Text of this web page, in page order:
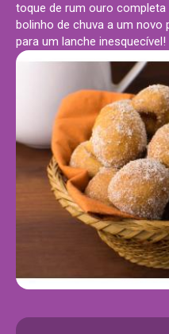
toque de rum ouro completa
bolinho de chuva a um novo
para um lanche inesquecível!